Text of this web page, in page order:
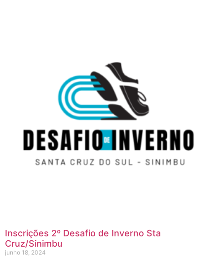
Inscrições 2º Desafio de Inverno Sta
Cruz/Sinimbu
junho 18, 2024